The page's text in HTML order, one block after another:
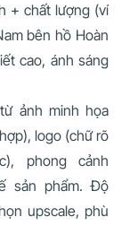
+ chất lượng (ví
bên hồ Hoàn
cao, ánh sáng
ảnh minh họa
logo (chữ rõ
phong cảnh
sản phẩm. Độ
upscale, phù